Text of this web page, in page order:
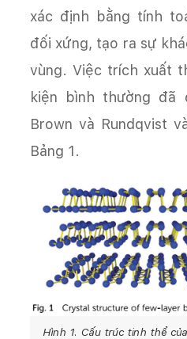
xác định bằng tính
đối xứng, tạo ra sự
vùng. Việc trích xuất
kiện bình thường đã
Brown và Rundqvist
Bảng 1.
Hình 1. Cấu trúc tinh thể